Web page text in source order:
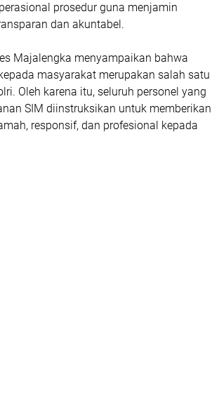
prosedur guna menjamin
dan akuntabel.
Majalengka menyampaikan bahwa
masyarakat merupakan salah satu
Oleh karena itu, seluruh personel yang
SIM diinstruksikan untuk memberikan
responsif, dan profesional kepada